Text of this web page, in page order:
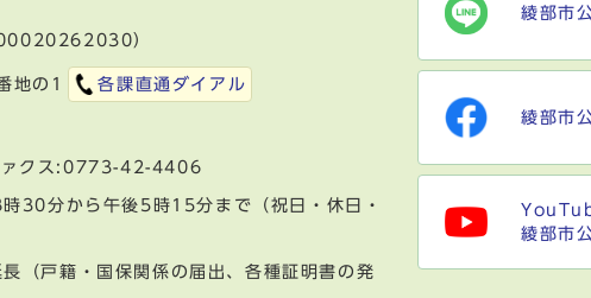
）
地の1 各課直通ダイアル
ァクス:0773-42-4406
30分から午後5時15分まで（祝日・休日・
（戸籍・国保関係の届出、各種証明書の発
綾部市
綾部市
綾部市